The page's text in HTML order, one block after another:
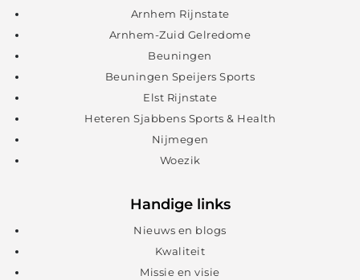
Arnhem Rijnstate
Arnhem-Zuid Gelredome
Beuningen
Beuningen Speijers Sports
Elst Rijnstate
Heteren Sjabbens Sports & Health
Nijmegen
Woezik
Handige links
Nieuws en blogs
Kwaliteit
Missie en visie